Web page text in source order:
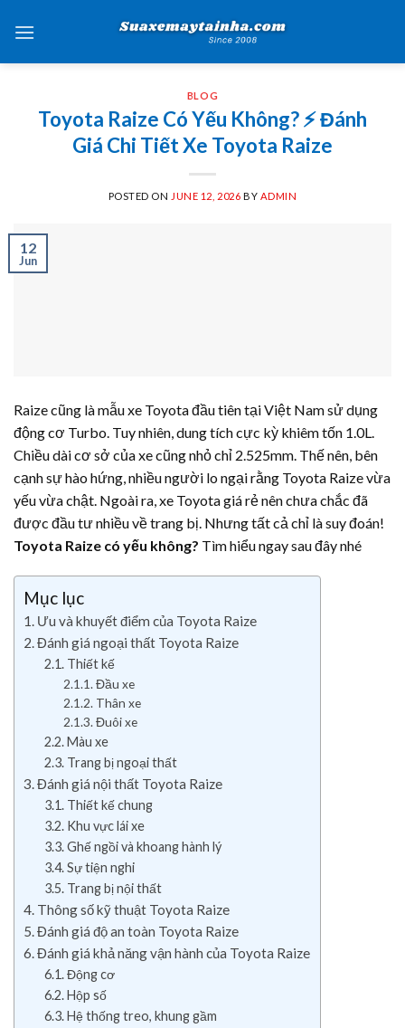
BLOG
Toyota Raize Có Yếu Không? ⚡️ Đánh
Giá Chi Tiết Xe Toyota Raize
POSTED ON JUNE 12, 2026 BY ADMIN
12
Jun
Raize cũng là mẫu xe Toyota đầu tiên tại Việt Nam sử dụng
động cơ Turbo. Tuy nhiên, dung tích cực kỳ khiêm tốn 1.0L.
Chiều dài cơ sở của xe cũng nhỏ chỉ 2.525mm. Thế nên, bên
cạnh sự hào hứng, nhiều người lo ngại rằng Toyota Raize vừa
yếu vừa chật. Ngoài ra, xe Toyota giá rẻ nên chưa chắc đã
được đầu tư nhiều về trang bị. Nhưng tất cả chỉ là suy đoán!
Toyota Raize có yếu không? Tìm hiểu ngay sau đây nhé
Mục lục
Ưu và khuyết điểm của Toyota Raize
Đánh giá ngoại thất Toyota Raize
Thiết kế
Đầu xe
Thân xe
Đuôi xe
Màu xe
Trang bị ngoại thất
Đánh giá nội thất Toyota Raize
Thiết kế chung
Khu vực lái xe
Ghế ngồi và khoang hành lý
Sự tiện nghi
Trang bị nội thất
Thông số kỹ thuật Toyota Raize
Đánh giá độ an toàn Toyota Raize
Đánh giá khả năng vận hành của Toyota Raize
Động cơ
Hộp số
Hệ thống treo, khung gầm